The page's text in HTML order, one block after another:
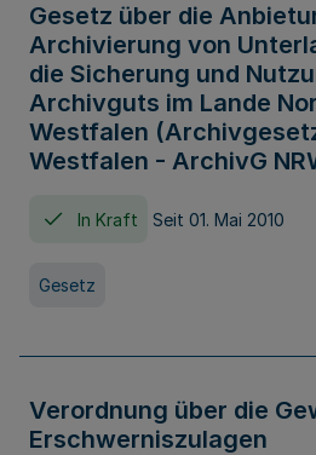
Gesetz über die
Archivierung von
die Sicherung und
Archivguts im Lande
Westfalen
Westfalen - ArchivG
In Kraft Seit 01. Mai 2010
Gesetz
Verordnung über die
Erschwerniszulagen